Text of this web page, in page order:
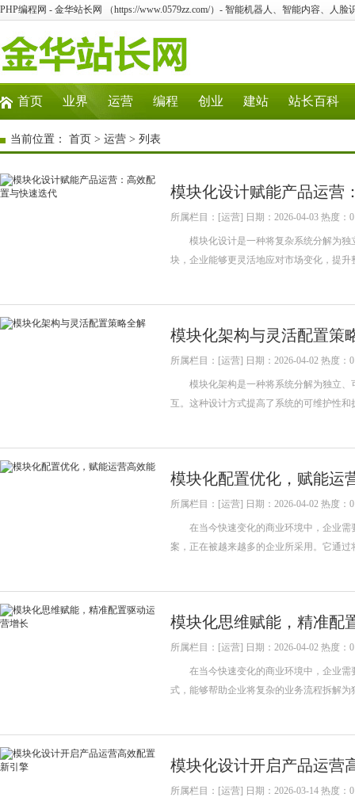
PHP编程网 - 金华站长网 （https://www.0579zz.com/）- 智能机器人、智能内容、人
首页 业界 运营 编程 创业 建站 站长百科
当前位置： 首页 > 运营 > 列表
模块化设计赋能产品运营
所属栏目：[运营] 日期：2026-04-03 热度：0
模块化设计是一种将复杂系统分解为独
块，企业能够更灵活地应对市场变化，
模块化架构与灵活配置策
所属栏目：[运营] 日期：2026-04-02 热度：0
模块化架构是一种将系统分解为独立、
互。这种设计方式提高了系统的可维护性
模块化配置优化，赋能运
所属栏目：[运营] 日期：2026-04-02 热度：0
在当今快速变化的商业环境中，企业需
案，正在被越来越多的企业所采用。它通
模块化思维赋能，精准配
所属栏目：[运营] 日期：2026-04-02 热度：0
在当今快速变化的商业环境中，企业需
式，能够帮助企业将复杂的业务流程拆解
模块化设计开启产品运营
所属栏目：[运营] 日期：2026-03-14 热度：0